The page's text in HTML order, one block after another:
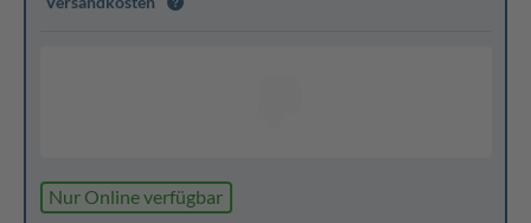
Nur Online verfügbar